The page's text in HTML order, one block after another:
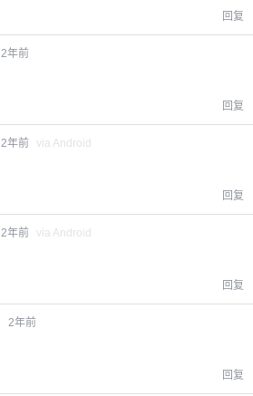
回复
2年前
回复
2年前 via Android
回复
2年前 via Android
回复
2年前
回复